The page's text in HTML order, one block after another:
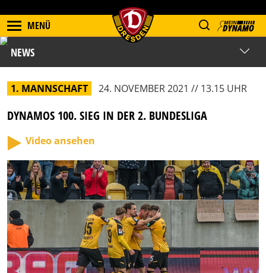
MENÜ
NEWS
1. MANNSCHAFT 24. NOVEMBER 2021 // 13.15 UHR
DYNAMOS 100. SIEG IN DER 2. BUNDESLIGA
Video ansehen